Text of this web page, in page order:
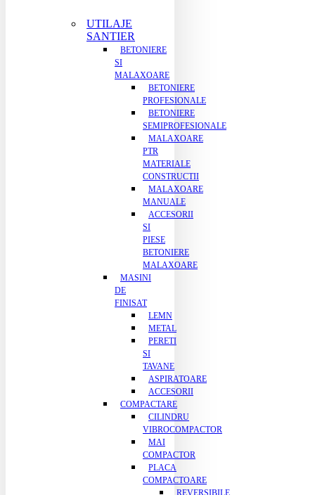
UTILAJE
SANTIER
BETONIERE
SI
MALAXOARE
BETONIERE
PROFESIONALE
BETONIERE
SEMIPROFESIONALE
MALAXOARE
PTR
MATERIALE
CONSTRUCTII
MALAXOARE
MANUALE
ACCESORII
SI
PIESE
BETONIERE
MALAXOARE
MASINI
DE
FINISAT
LEMN
METAL
PERETI
SI
TAVANE
ASPIRATOARE
ACCESORII
COMPACTARE
CILINDRU
VIBROCOMPACTOR
MAI
COMPACTOR
PLACA
COMPACTOARE
REVERSIBILE